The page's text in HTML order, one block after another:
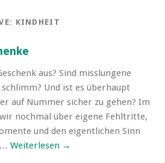
KINDHEIT
aus? Sind misslungene
Und ist es überhaupt
auf Nummer sicher zu gehen? Im
nochmal über eigene Fehltritte,
und den eigentlichen Sinn
Weiterlesen →